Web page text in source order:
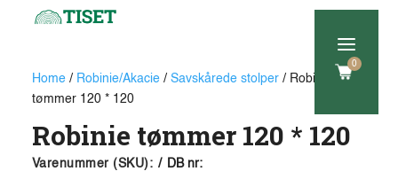
a
0
Home/ Robinie/Akacie/ Savskårede stolper/ Robinie
tømmer 120 * 120
Robinie tømmer 120 * 120
Varenummer (SKU): / DB nr: